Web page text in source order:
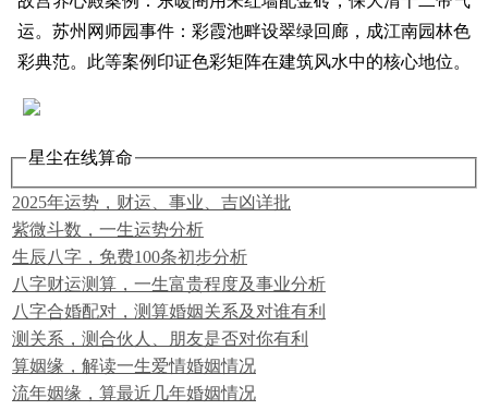
运。苏州网师园事件：彩霞池畔设翠绿回廊，成江南园林色
彩典范。此等案例印证色彩矩阵在建筑风水中的核心地位。
星尘在线算命
2025年运势，财运、事业、吉凶详批
紫微斗数，一生运势分析
生辰八字，免费100条初步分析
八字财运测算，一生富贵程度及事业分析
八字合婚配对，测算婚姻关系及对谁有利
测关系，测合伙人、朋友是否对你有利
算姻缘，解读一生爱情婚姻情况
流年姻缘，算最近几年婚姻情况